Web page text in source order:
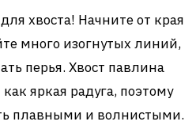
хвоста! Начните от края
много изогнутых линий,
перья. Хвост павлина
яркая радуга, поэтому
плавными и волнистыми.